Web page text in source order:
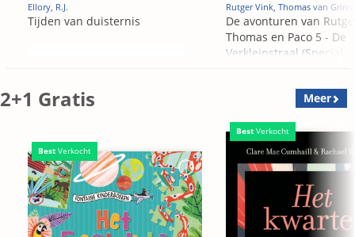
Ellory, R.J.
Tijden van duisternis
Rutger Vink, Thomas van
De avonturen van
Thomas en Paco 5 - De
Verkleinstraal (Special
2+1 Gratis Meer
Best Verkocht
Best Verkocht